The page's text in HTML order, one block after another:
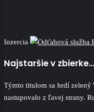
Inzercia
Najstaršie v zbierke…
Týmto titulom sa hrdí zelený
nastupovalo z ľavej strany.